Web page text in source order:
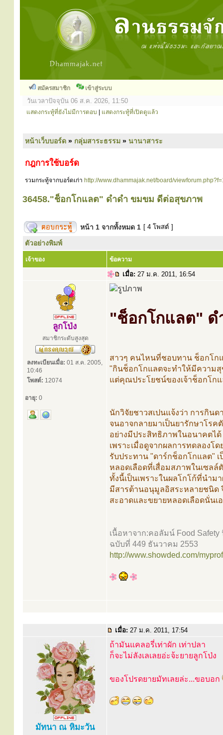
สมัครสมาชิก เข้าสู่ระบบ
วันเวลาปัจจุบัน 06 ส.ค. 2026, 11:50
แสดงกระทู้ที่ยังไม่มีการตอบ แสดงกระทู้ที่เปิดดูแล้ว
หน้าเว็บบอร์ด » กลุ่มสาระธรรม » นานาสาระ
กฎการใช้บอร์ด
รวมกระทู้จากบอร์ดเก่า http://www.dhammajak.net/board/
36458."ช็อกโกแลต" ดำดำ ขมขม ดีต่อสุขภาพ
หน้า 1 จากทั้งหมด 1 [ 4 โพสต์ ]
ตัวอย่างพิมพ์
เจ้าของ ข้อความ
เมื่อ: 27 ม.ค. 2011, 16:54
ลูกโป่ง
สมาชิกระดับสูงสุด
ลงทะเบียนเมื่อ: 01 ส.ค. 2005,
10:46
โพสต์: 12074
อายุ: 0
"ช็อกโกแลต"
สาวๆ คนไหนที่ชอบทาน ช็อกโก
"กินช็อกโกแลตจะทำให้มีความ
แต่คุณประโยชน์ของเจ้าช็อกโก
นักวิจัยชาวสเปนแจ้งว่า การกิน
จนอาจกลายมาเป็นยารักษาโรค
อย่างมีประสิทธิภาพในอนาคตได้
เพราะเมื่อดูจากผลการทดลองโ
รับประทาน "ดาร์กช็อกโกแลต"
หลอดเลือดที่เสื่อมสภาพในเซล
ทั้งนี้เป็นเพราะในผลโกโก้ที่นำม
มีสารต้านอนุมูลอิสระหลายชนิด
สะอาดและขยายหลอดเลือดนั่นเ
เนื้อหาจาก:คอลัมน์ Food
ฉบับที่ 449 ธันวาคม 2553
http://www.showded.com/
เมื่อ: 27 ม.ค. 2011, 17:54
มัทนา ณ หิมะวัน
ถ้ามันแคลอรี่เท่าผัก เท่าปลา
ก็จะไม่ลังเลเลยอ่ะจ้ะยายลูกโป่ง
ของโปรดยายมัทเลยล่ะ...ขอบอก